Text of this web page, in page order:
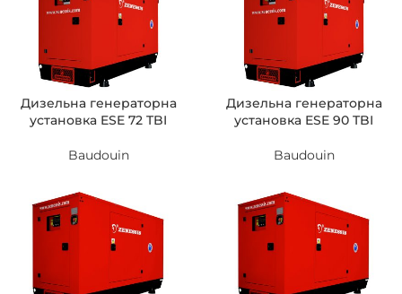
Дизельна генераторна
установка ESE 72 TBI
Baudouin
Дизельна генераторна
установка ESE 90 TBI
Baudouin